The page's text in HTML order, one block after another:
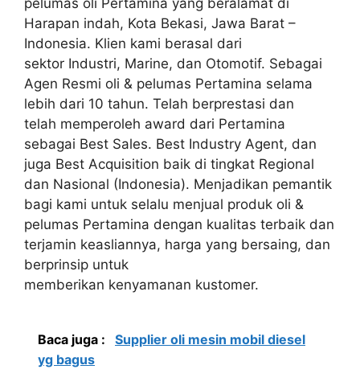
pelumas oli Pertamina yang beralamat di
Harapan indah, Kota Bekasi, Jawa Barat –
Indonesia. Klien kami berasal dari
sektor Industri, Marine, dan Otomotif. Sebagai
Agen Resmi oli & pelumas Pertamina selama
lebih dari 10 tahun. Telah berprestasi dan
telah memperoleh award dari Pertamina
sebagai Best Sales. Best Industry Agent, dan
juga Best Acquisition baik di tingkat Regional
dan Nasional (Indonesia). Menjadikan pemantik
bagi kami untuk selalu menjual produk oli &
pelumas Pertamina dengan kualitas terbaik dan
terjamin keasliannya, harga yang bersaing, dan
berprinsip untuk
memberikan kenyamanan kustomer.
Baca juga :
Supplier oli mesin mobil diesel
yg bagus